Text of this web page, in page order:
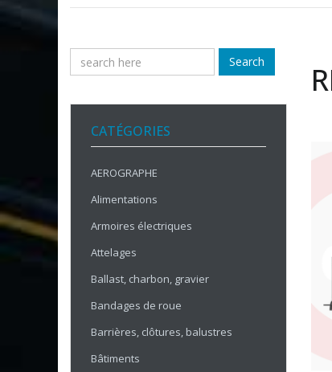
Search
CATÉGORIES
AEROGRAPHE
Alimentations
Armoires électriques
Attelages
Ballast, charbon, gravier
Bandages de roue
Barrières, clôtures, balustres
Bâtiments